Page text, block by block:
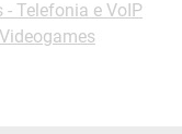
- Telefonia e VoIP